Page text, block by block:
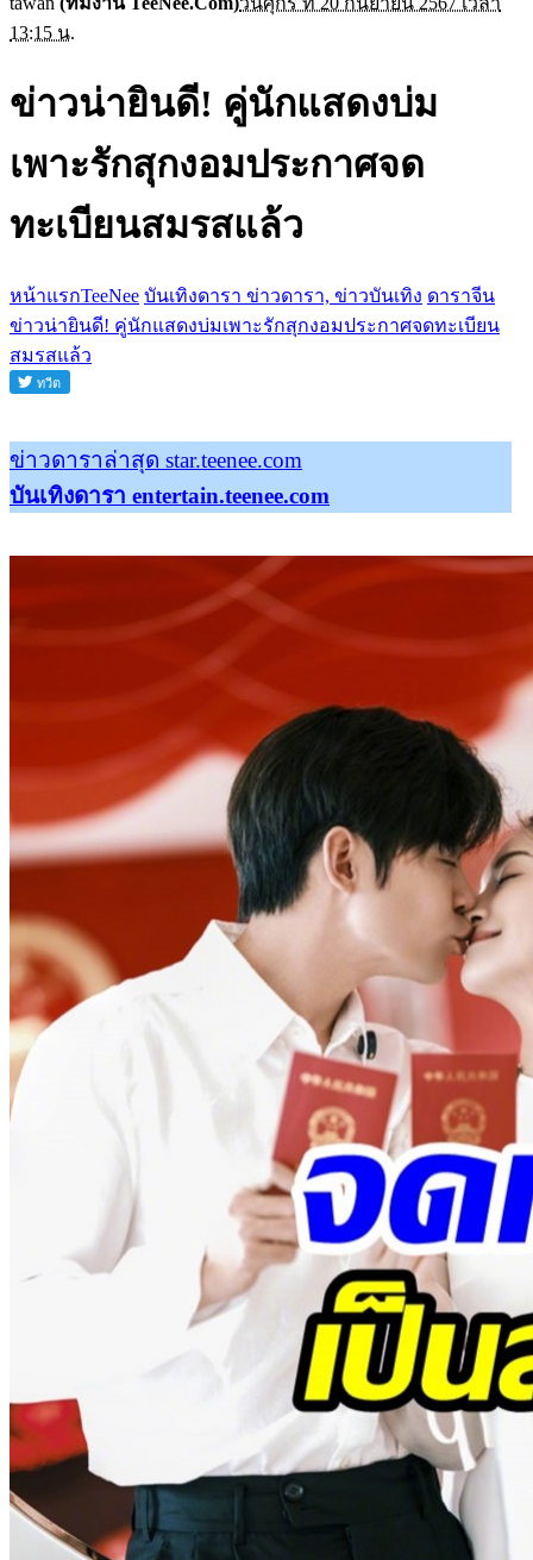
13:15 น.
ข่าวน่ายินดี! คู่นักแสดงบ่ม
เพาะรักสุกงอมประกาศจด
ทะเบียนสมรสแล้ว
หน้าแรกTeeNee บันเทิงดารา ข่าวดารา, ข่าวบันเทิง ดาราจีน
ข่าวน่ายินดี! คู่นักแสดงบ่มเพาะรักสุกงอมประกาศจดทะเบียน
สมรสแล้ว
ข่าวดาราล่าสุด star.teenee.com
บันเทิงดารา entertain.teenee.com